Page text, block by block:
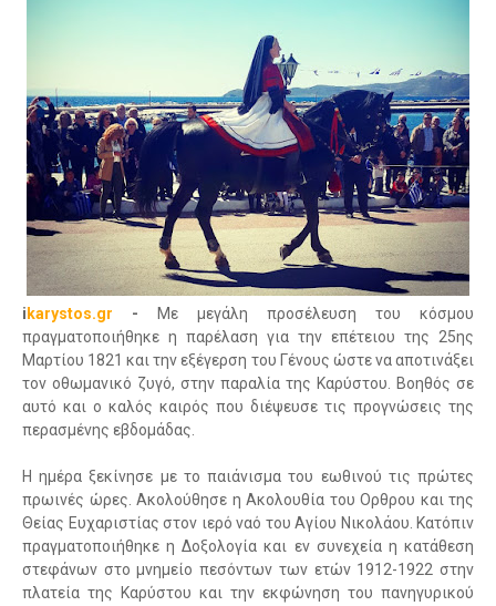
i karystos.gr - Με μεγάλη προσέλευση του κόσμου
πραγματοποιήθηκε η παρέλαση για την επέτειου της 25ης
Μαρτίου 1821 και την εξέγερση του Γένους ώστε να αποτινάξει
τον οθωμανικό ζυγό, στην παραλία της Καρύστου. Βοηθός σε
αυτό και ο καλός καιρός που διέψευσε τις προγνώσεις της
περασμένης εβδομάδας.
Η ημέρα ξεκίνησε με το παιάνισμα του εωθινού τις πρώτες
πρωινές ώρες. Ακολούθησε η Ακολουθία του Ορθρου και της
Θείας Ευχαριστίας στον ιερό ναό του Αγίου Νικολάου. Κατόπιν
πραγματοποιήθηκε η Δοξολογία και εν συνεχεία η κατάθεση
στεφάνων στο μνημείο πεσόντων των ετών 1912-1922 στην
πλατεία της Καρύστου και την εκφώνηση του πανηγυρικού